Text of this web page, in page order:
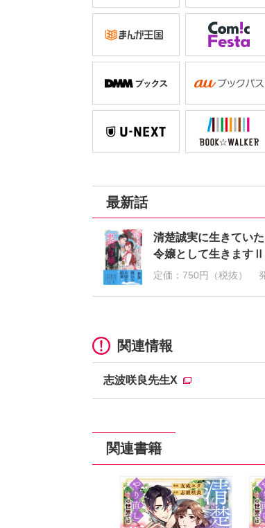
最新話
清楚誠実に生きてい
令嬢として生きますⅡ
定価：750円（税抜）
関連情報
志波咲良先生X
関連書籍